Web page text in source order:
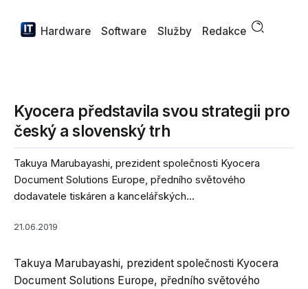
Hardware Software Služby Redakce
Kyocera představila svou strategii pro
český a slovenský trh
Takuya Marubayashi, prezident společnosti Kyocera
Document Solutions Europe, předního světového
dodavatele tiskáren a kancelářských...
21.06.2019
Takuya Marubayashi, prezident společnosti Kyocera
Document Solutions Europe, předního světového